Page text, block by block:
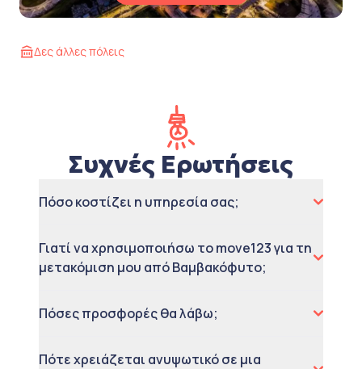
Δες άλλες πόλεις
Συχνές Ερωτήσεις
Πόσο κοστίζει η υπηρεσία σας;
Γιατί να χρησιμοποιήσω το move123 για τη
μετακόμιση μου από Βαμβακόφυτο;
Πόσες προσφορές θα λάβω;
Πότε χρειάζεται ανυψωτικό σε μια